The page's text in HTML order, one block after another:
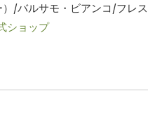
/バルサモ・ビアンコ/フレ
ショップ